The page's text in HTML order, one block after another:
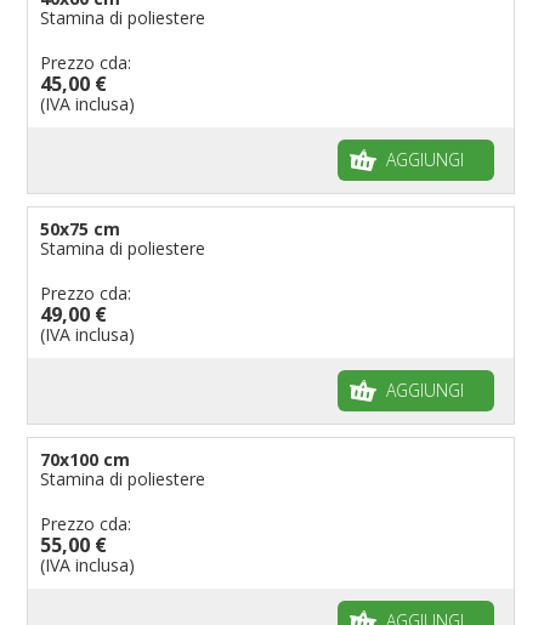
Stamina di poliestere
Prezzo cda:
45,00 €
(IVA inclusa)
AGGIUNGI
50x75 cm
Stamina di poliestere
Prezzo cda:
49,00 €
(IVA inclusa)
AGGIUNGI
70x100 cm
Stamina di poliestere
Prezzo cda:
55,00 €
(IVA inclusa)